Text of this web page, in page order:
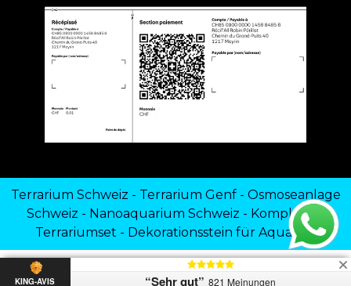
Terrarium Schweiz - Terrarium Genf- Osmoseanlage
Schweiz - Nanoaquarium Schweiz - Komplettes
Terrariumset - Dekorationsstein für Aquarien
KING-AVIS “Sehr gut” 821 Meinungen